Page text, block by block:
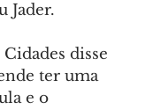
Jader.
disse
ter uma
e o